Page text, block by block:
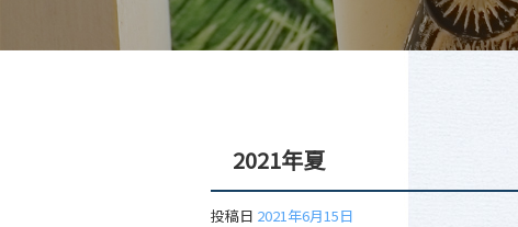
2021年夏
投稿日 2021年6月15日